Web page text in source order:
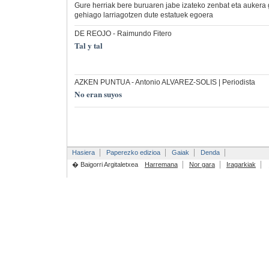
Gure herriak bere buruaren jabe izateko zenbat eta
gehiago larriagotzen dute estatuek egoera
DE REOJO- Raimundo Fitero
Tal y tal
AZKEN PUNTUA- Antonio ALVAREZ-SOLIS | Periodista
No eran suyos
Hasiera Paperezko edizioa Gaiak
Denda
� Baigorri Argitaletxea
Harremana Nor gara Iragarkiak